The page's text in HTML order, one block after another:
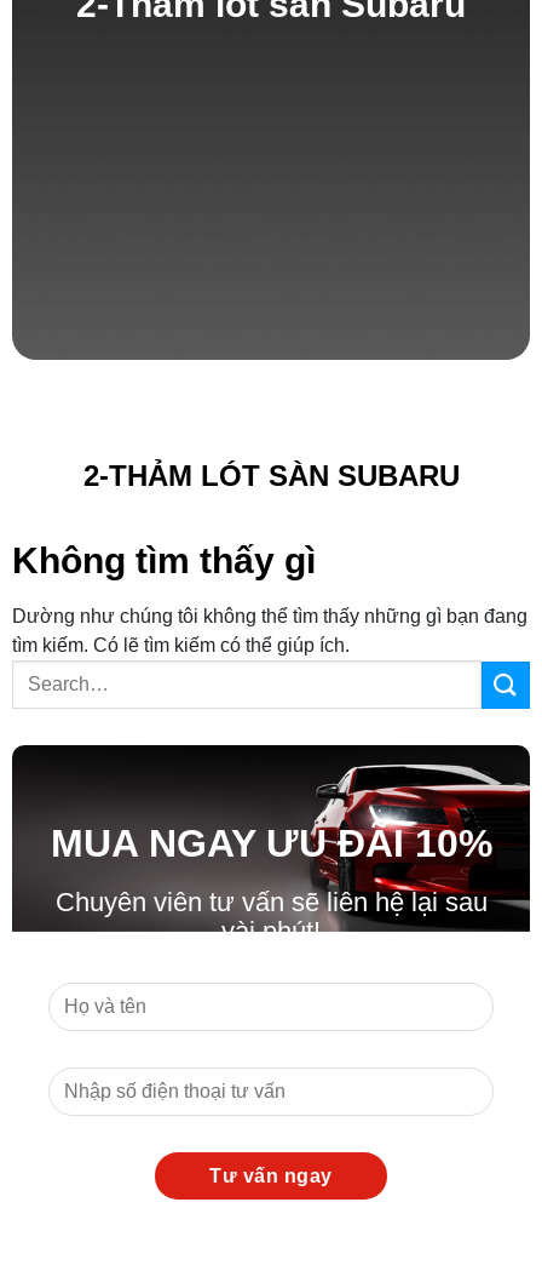
2-THẢM LÓT SÀN SUBARU
Không tìm thấy gì
Dường như chúng tôi không thể tìm thấy những gì bạn đang
tìm kiếm. Có lẽ tìm kiếm có thể giúp ích.
MUA NGAY ƯU ĐÃI10%
Chuyên viên tư vấn sẽ liên hệ lại sau
vài phút!